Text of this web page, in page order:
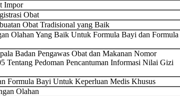
Impor
Obat
Obat Tradisional yang Baik
Olahan Yang Baik Untuk Formula Bayi dan Formula
Badan Pengawas Obat dan Makanan Nomor
Tentang Pedoman Pencantuman Informasi Nilai Gizi
Formula Bayi Untuk Keperluan Medis Khusus
Olahan